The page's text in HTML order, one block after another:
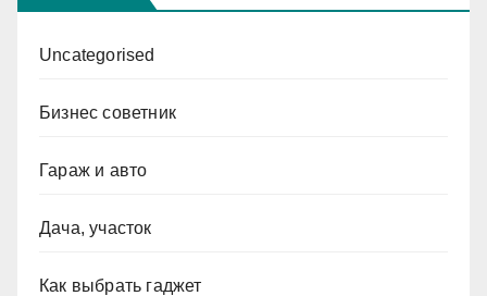
Uncategorised
Бизнес советник
Гараж и авто
Дача, участок
Как выбрать гаджет